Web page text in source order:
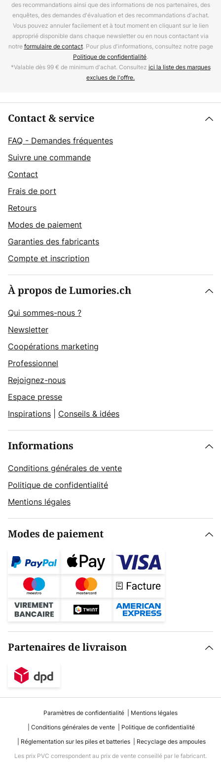
des recommandations ainsi que des informations de nos partenaires, des
enquêtes, des demandes d'évaluation et des recommandations d'achat.
Vous pouvez annuler facilement et à tout moment en cliquant sur le lien
approprié disponible dans chaque newsletter ou en nous contactant via
notreformulaire de contact. Pour plus d'informations, consultez notre page
Politique de confidentialité.
*Valable dès 99 € de minimum d'achat. Consultez ici la liste des marques
exclues de l'offre.
Contact & service
FAQ - Demandes fréquentes
Suivre une commande
Contact
Frais de port
Retours
Modes de paiement
Garanties des fabricants
Compte et inscription
À propos de Lumories.ch
Qui sommes-nous ?
Newsletter
Coopérations marketing
Professionnel
Rejoignez-nous
Espace presse
Inspirations
Conseils & idées
Informations
Conditions générales de vente
Politique de confidentialité
Mentions légales
Modes de paiement
Partenaires de livraison
Paramètres de confidentialité
Mentions légales
Conditions générales de vente
Politique de confidentialité
Réglementation sur les piles et batteries
Recyclage des ampoules
Les prix PVC correspondent au prix de vente conseillé par le fabricant.